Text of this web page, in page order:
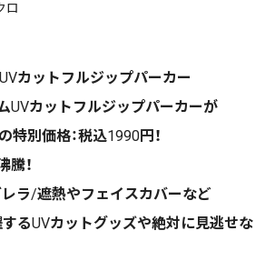
ロ
カットフルジップパーカー
UVカットフルジップパーカーが
の特別価格：税込1990円！
騰！
ラ/遮熱やフェイスカバーなど
るUVカットグッズや絶対に見逃せな